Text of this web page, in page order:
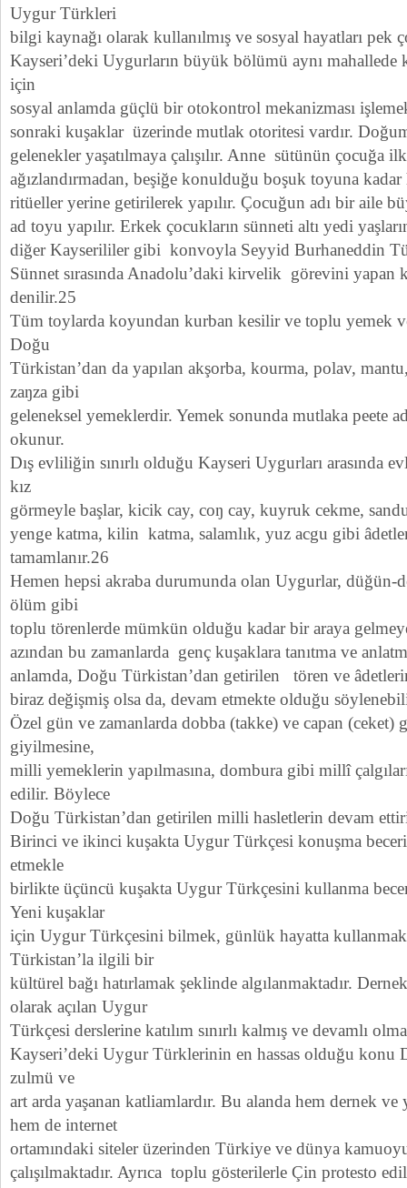
Uygur Türkleri
bilgi kaynağı olarak kullanılmış ve sosyal hayatları pek
Kayseri’deki Uygurların büyük bölümü aynı mahallede
için
sosyal anlamda güçlü bir otokontrol mekanizması
sonraki kuşaklar üzerinde mutlak otoritesi vardır.
gelenekler yaşatılmaya çalışılır. Anne sütünün çocuğa
ağızlandırmadan, beşiğe konulduğu boşuk toyuna
ritüeller yerine getirilerek yapılır. Çocuğun adı bir aile
ad toyu yapılır. Erkek çocukların sünneti altı yedi
diğer Kayserililer gibi konvoyla Seyyid Burhaneddin
Sünnet sırasında Anadolu’daki kirvelik görevini yapan
denilir.25
Tüm toylarda koyundan kurban kesilir ve toplu yemek
Doğu
Türkistan’dan da yapılan akşorba, kourma, polav,
zaŋza gibi
geleneksel yemeklerdir. Yemek sonunda mutlaka peete
okunur.
Dış evliliğin sınırlı olduğu Kayseri Uygurları arasında
kız
görmeyle başlar, kicik cay, coŋ cay, kuyruk cekme,
yenge katma, kilin katma, salamlık, yuz acgu gibi
tamamlanır.26
Hemen hepsi akraba durumunda olan Uygurlar, düğün-
ölüm gibi
toplu törenlerde mümkün olduğu kadar bir araya
azından bu zamanlarda genç kuşaklara tanıtma ve
anlamda, Doğu Türkistan’dan getirilen tören ve
biraz değişmiş olsa da, devam etmekte olduğu
Özel gün ve zamanlarda dobba (takke) ve capan (ceket)
giyilmesine,
milli yemeklerin yapılmasına, dombura gibi millî
edilir. Böylece
Doğu Türkistan’dan getirilen milli hasletlerin devam
Birinci ve ikinci kuşakta Uygur Türkçesi konuşma
etmekle
birlikte üçüncü kuşakta Uygur Türkçesini kullanma
Yeni kuşaklar
için Uygur Türkçesini bilmek, günlük hayatta
Türkistan’la ilgili bir
kültürel bağı hatırlamak şeklinde algılanmaktadır.
olarak açılan Uygur
Türkçesi derslerine katılım sınırlı kalmış ve devamlı
Kayseri’deki Uygur Türklerinin en hassas olduğu konu
zulmü ve
art arda yaşanan katliamlardır. Bu alanda hem dernek ve
hem de internet
ortamındaki siteler üzerinden Türkiye ve dünya
çalışılmaktadır. Ayrıca toplu gösterilerle Çin protesto